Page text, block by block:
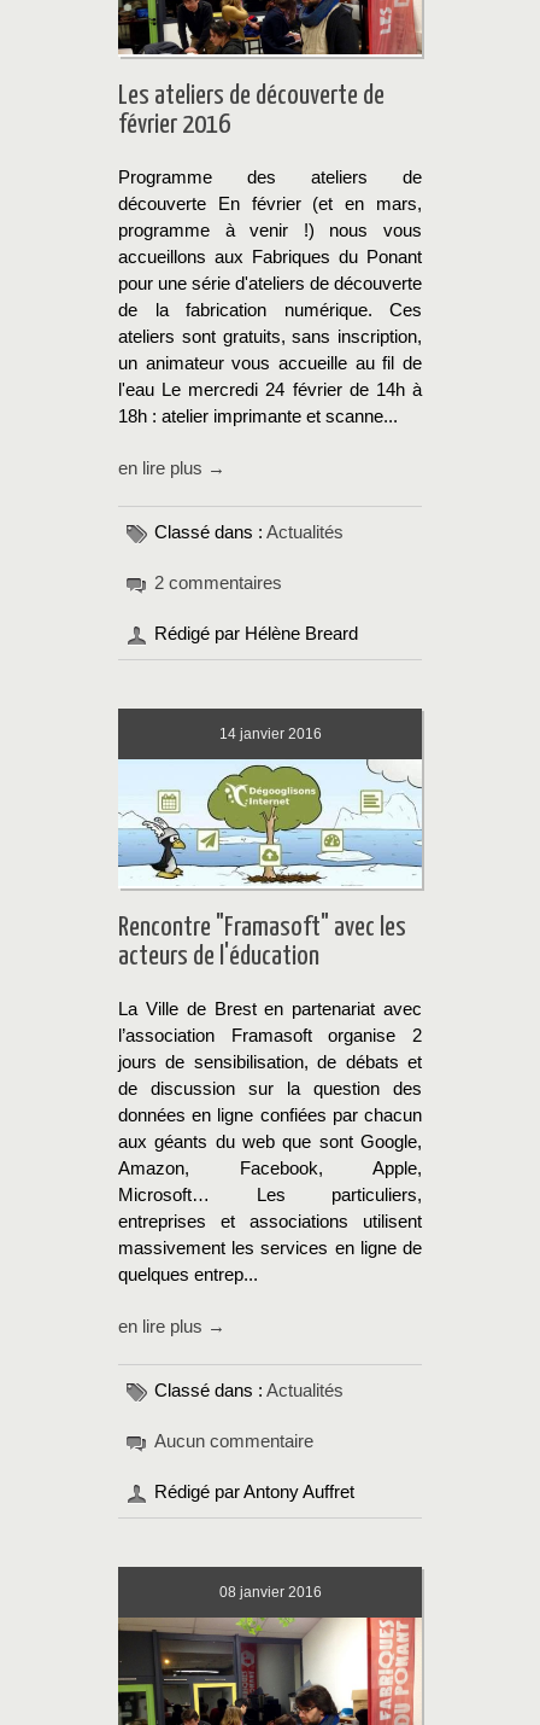
Les ateliers de découverte de
février 2016
Programme des ateliers de
découverte En février (et en mars,
programme à venir !) nous vous
accueillons aux Fabriques du Ponant
pour une série d'ateliers de découverte
de la fabrication numérique. Ces
ateliers sont gratuits, sans inscription,
un animateur vous accueille au fil de
l'eau Le mercredi 24 février de 14h à
18h : atelier imprimante et scanne...
en lire plus →
Classé dans : Actualités
2 commentaires
Rédigé par Hélène Breard
14 janvier 2016
Rencontre "Framasoft" avec les
acteurs de l'éducation
La Ville de Brest en partenariat avec
l’association Framasoft organise 2
jours de sensibilisation, de débats et
de discussion sur la question des
données en ligne confiées par chacun
aux géants du web que sont Google,
Amazon, Facebook, Apple,
Microsoft… Les particuliers,
entreprises et associations utilisent
massivement les services en ligne de
quelques entrep...
en lire plus →
Classé dans : Actualités
Aucun commentaire
Rédigé par Antony Auffret
08 janvier 2016